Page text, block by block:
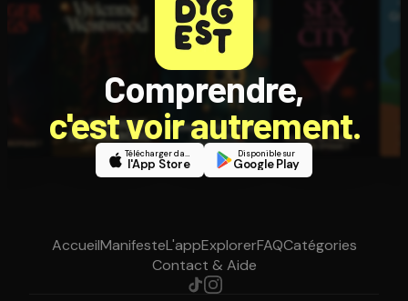
Comprendre,
c'est voir autrement.
Télécharger dans
l'App Store
Disponible sur
Google Play
AccueilManifesteL'appExplorerFAQCatégories
Contact & Aide